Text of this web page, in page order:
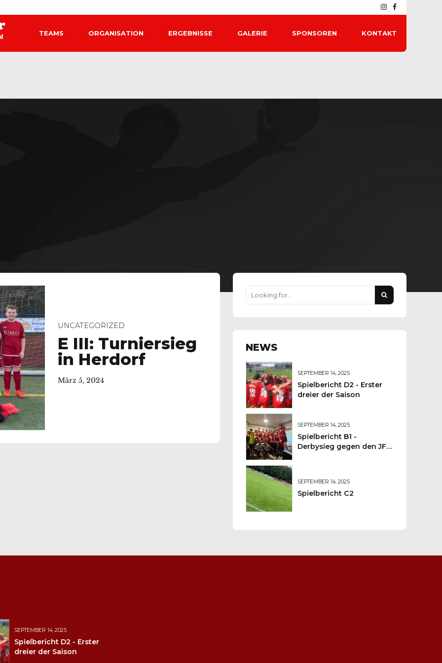
TEAMS ORGANISATION ERGEBNISSE GALERIE SPONSOREN KONTAKT
UNCATEGORIZED
E III: Turniersieg
in Herdorf
März 5, 2024
NEWS
SEPTEMBER 14, 2025
Spielbericht D2 - Erster
dreier der Saison
SEPTEMBER 14, 2025
Spielbericht B1 -
Derbysieg gegen den JFV
SEPTEMBER 14, 2025
Spielbericht C2
SEPTEMBER 14, 2025
Spielbericht D2 - Erster
dreier der Saison